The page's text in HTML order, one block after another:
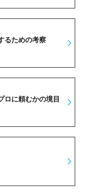
るための考察
ロに頼むかの境目